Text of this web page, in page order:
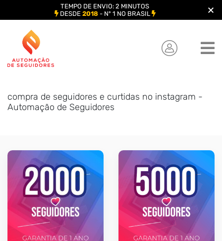
content
compra de seguidores e curtidas no instagram -
Automação de Seguidores
TEMPO DE ENVIO: 2 MINUTOS
DESDE 2018- Nº 1 NO BRASIL